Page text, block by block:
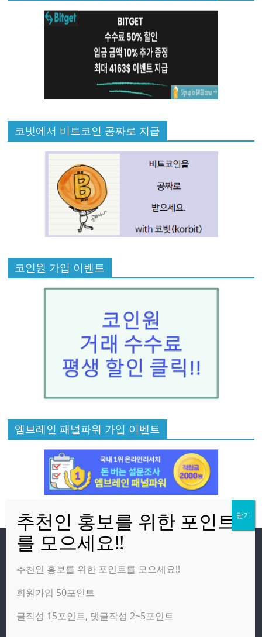
코빗에서 비트코인 공짜로 지급
코인원 가입 이벤트
엠브레인 패널파워 가입 이벤트
방문자
온라인 방문자:23
오늘의 조회수:925
추천인 홍보를 위한 포인트를 모으세요!!
회원가입 50포인트
글작성 15포인트, 댓글작성 2~5포인트